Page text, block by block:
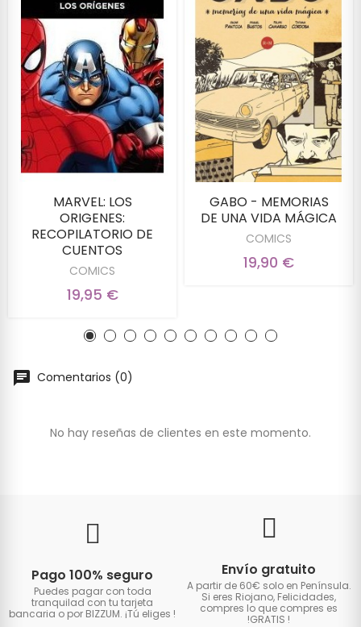
MARVEL: LOS
ORIGENES:
RECOPILATORIO DE
CUENTOS
COMICS
19,95 €
GABO - MEMORIAS
DE UNA VIDA MÁGICA
COMICS
19,90 €
Comentarios (0)
No hay reseñas de clientes en este momento.
Pago 100% seguro
Puedes pagar con toda
tranquilad con tu tarjeta
bancaria o por BIZZUM. ¡Tú eliges !
Envío gratuito
A partir de 60€ solo en Península.
Si eres Riojano, Felicidades,
compres lo que compres es
!GRATIS !